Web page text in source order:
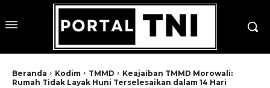
Beranda Kodim TMMD
Keajaiban TMMD Morowali:
Rumah Tidak Layak Huni Terselesaikan dalam 14 Hari